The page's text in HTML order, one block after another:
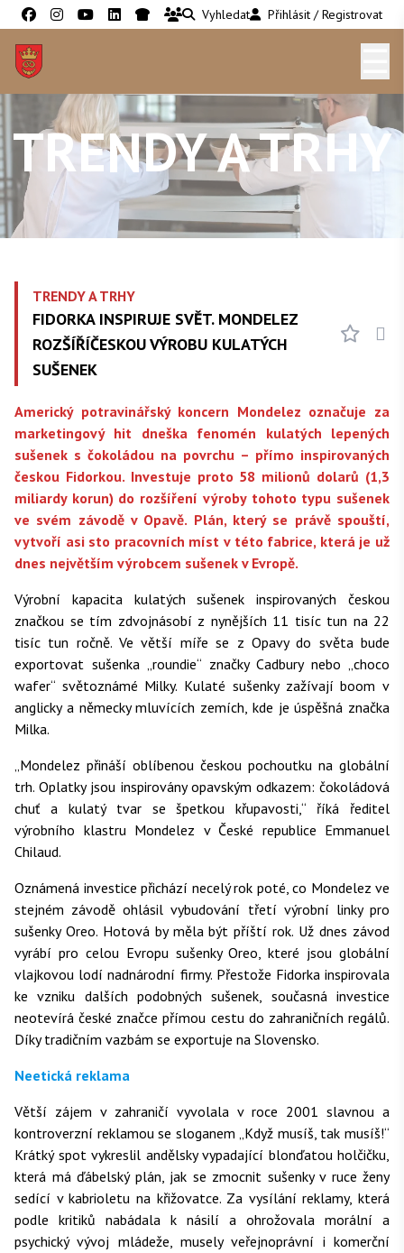
Vyhledat Přihlásit / Registrovat
TRENDY A TRHY
TRENDY A TRHY
FIDORKA INSPIRUJE SVĚT. MONDELEZ
ROZŠÍŘÍČESKOU VÝROBU KULATÝCH
SUŠENEK
Americký potravinářský koncern Mondelez označuje za
marketingový hit dneška fenomén kulatých lepených
sušenek s čokoládou na povrchu – přímo inspirovaných
českou Fidorkou. Investuje proto 58 milionů dolarů (1,3
miliardy korun) do rozšíření výroby tohoto typu sušenek
ve svém závodě v Opavě. Plán, který se právě spouští,
vytvoří asi sto pracovních míst v této fabrice, která je už
dnes největším výrobcem sušenek v Evropě.
Výrobní kapacita kulatých sušenek inspirovaných českou
značkou se tím zdvojnásobí z nynějších 11 tisíc tun na 22
tisíc tun ročně. Ve větší míře se z Opavy do světa bude
exportovat sušenka „roundie“ značky Cadbury nebo „choco
wafer“ světoznámé Milky. Kulaté sušenky zažívají boom v
anglicky a německy mluvících zemích, kde je úspěšná značka
Milka.
„Mondelez přináší oblíbenou českou pochoutku na globální
trh. Oplatky jsou inspirovány opavským odkazem: čokoládová
chuť a kulatý tvar se špetkou křupavosti,“ říká ředitel
výrobního klastru Mondelez v České republice Emmanuel
Chilaud.
Oznámená investice přichází necelý rok poté, co Mondelez ve
stejném závodě ohlásil vybudování třetí výrobní linky pro
sušenky Oreo. Hotová by měla být příští rok. Už dnes závod
vyrábí pro celou Evropu sušenky Oreo, které jsou globální
vlajkovou lodí nadnárodní firmy. Přestože Fidorka inspirovala
ke vzniku dalších podobných sušenek, současná investice
neotevírá české značce přímou cestu do zahraničních regálů.
Díky tradičním vazbám se exportuje na Slovensko.
Neetická reklama
Větší zájem v zahraničí vyvolala v roce 2001 slavnou a
kontroverzní reklamou se sloganem „Když musíš, tak musíš!“
Krátký spot vykreslil andělsky vypadající blonďatou holčičku,
která má ďábelský plán, jak se zmocnit sušenky v ruce ženy
sedící v kabrioletu na křižovatce. Za vysílání reklamy, která
podle kritiků nabádala k násilí a ohrožovala morální a
psychický vývoj mládeže, musely veřejnoprávní i komerční